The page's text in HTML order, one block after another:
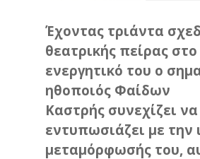
Έχοντας τριάντα
θεατρικής πείρας στο
ενεργητικό του ο
ηθοποιός Φαίδων
Καστρής συνεχίζει
εντυπωσιάζει με την
μεταμόρφωσής του,